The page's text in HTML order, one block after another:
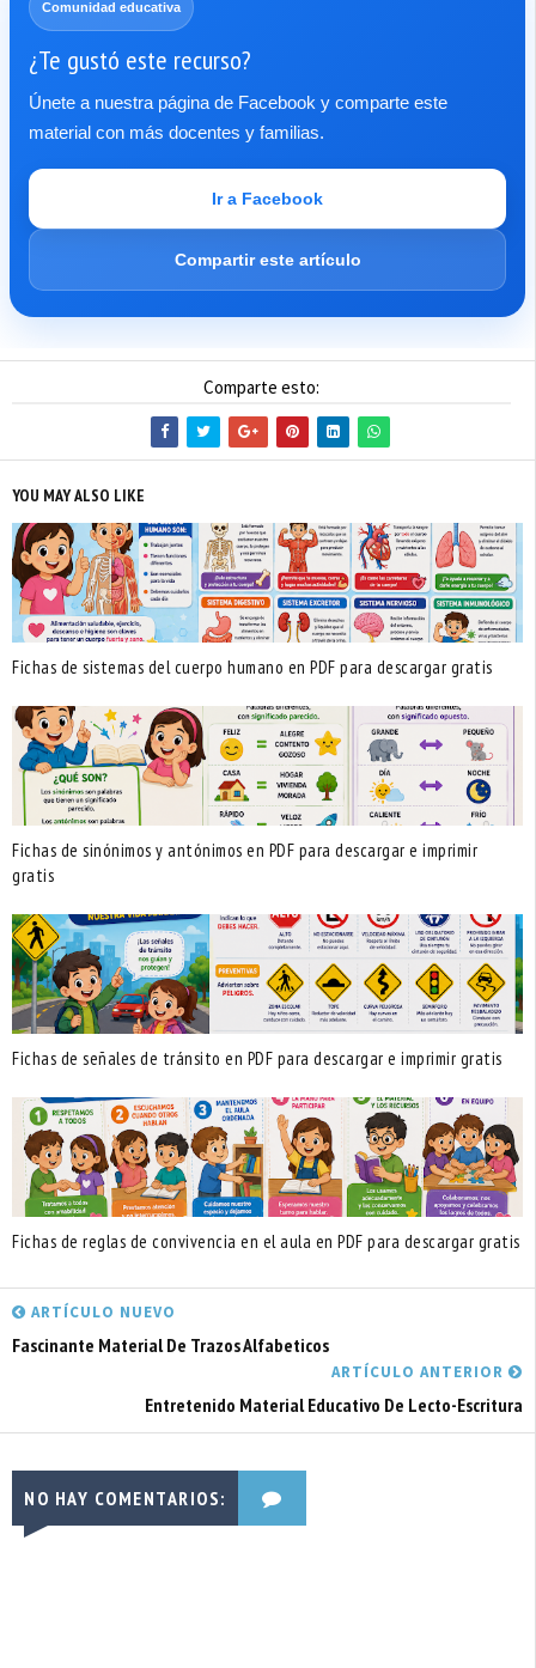
Comunidad educativa
¿Te gustó este recurso?
Únete a nuestra página de Facebook y comparte este
material con más docentes y familias.
Ir a Facebook
Compartir este artículo
Comparte esto:
YOU MAY ALSO LIKE
Fichas de sistemas del cuerpo humano en PDF para descargar gratis
Fichas de sinónimos y antónimos en PDF para descargar e imprimir
gratis
Fichas de señales de tránsito en PDF para descargar e imprimir gratis
Fichas de reglas de convivencia en el aula en PDF para descargar gratis
ARTÍCULO NUEVO
Fascinante Material De Trazos Alfabeticos
ARTÍCULO ANTERIOR
Entretenido Material Educativo De Lecto-Escritura
NO HAY COMENTARIOS: